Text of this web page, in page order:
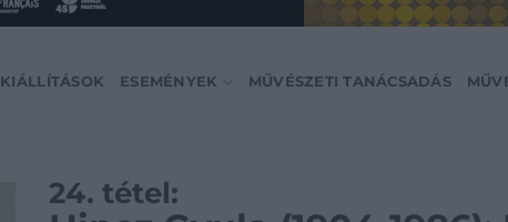
KIÁLLÍTÁSOK ESEMÉNYEK MŰVÉSZETI TANÁCSADÁS
24. tétel: